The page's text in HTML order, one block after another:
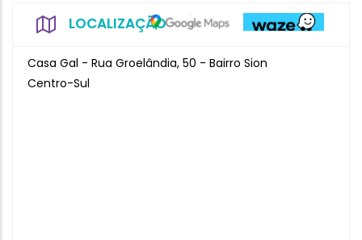
LOCALIZAÇÃO
Casa Gal - Rua Groelândia, 50 - Bairro Sion
Centro-Sul